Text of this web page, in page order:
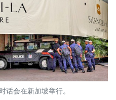
话会在新加坡举行。